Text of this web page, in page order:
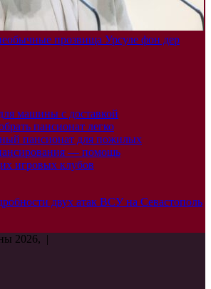
прозвища Урсуле фон дер
машины с доставкой
пансионат легко
пансионат для пожилых
— помощь
игровых клубов
двух атак ВСУ на Севастополь
2026, |